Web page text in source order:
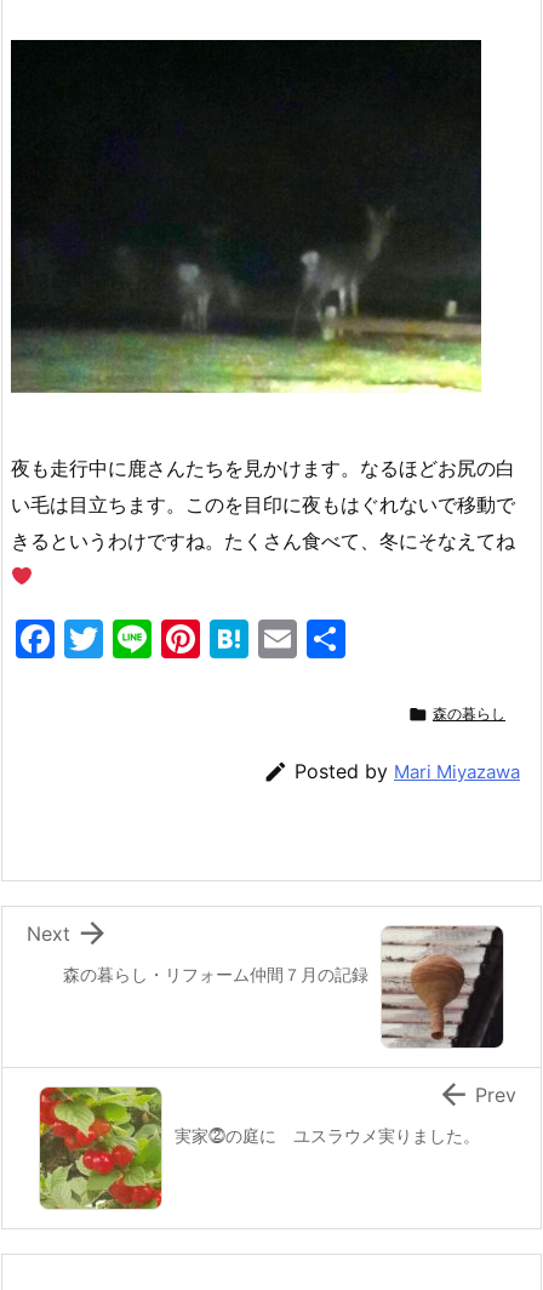
夜も走行中に鹿さんたちを見かけます。なるほどお尻の白
い毛は目立ちます。このを目印に夜もはぐれないで移動で
きるというわけですね。たくさん食べて、冬にそなえてね
F
o
k
T
Li Pi H
a
E
l
 森の暮らし
 Posted by Mari Miyazawa
森の暮らし・リフォーム仲間７月の記録

Next
実家⓶の庭に ユスラウメ実りました。
 Prev